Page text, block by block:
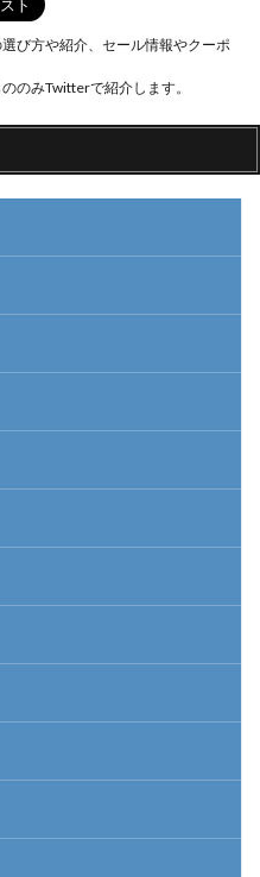
び方や紹介、セール情報やクーポ
のみTwitterで紹介します。